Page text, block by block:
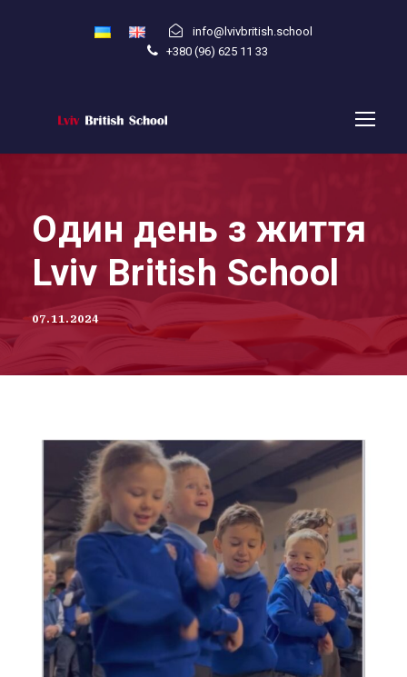
info@lvivbritish.school
+380 (96) 625 11 33
Один день з життя
Lviv British School
07.11.2024